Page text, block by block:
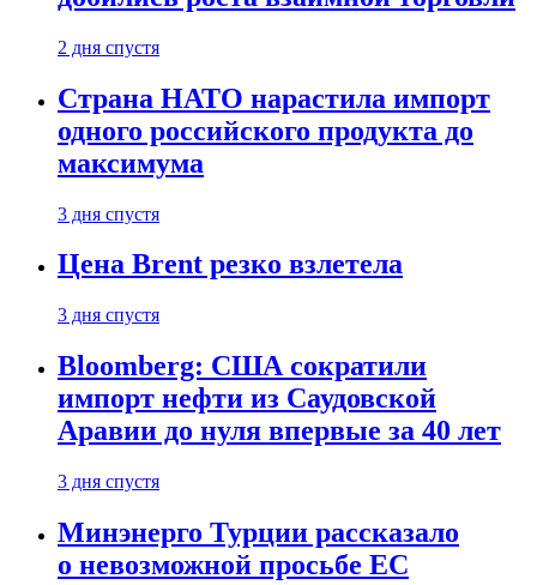
2 дня спустя
Страна НАТО нарастила импорт
одного российского продукта до
максимума
3 дня спустя
Цена Brent резко взлетела
3 дня спустя
Bloomberg: США сократили
импорт нефти из Саудовской
Аравии до нуля впервые за 40 лет
3 дня спустя
Минэнерго Турции рассказало
о невозможной просьбе ЕС